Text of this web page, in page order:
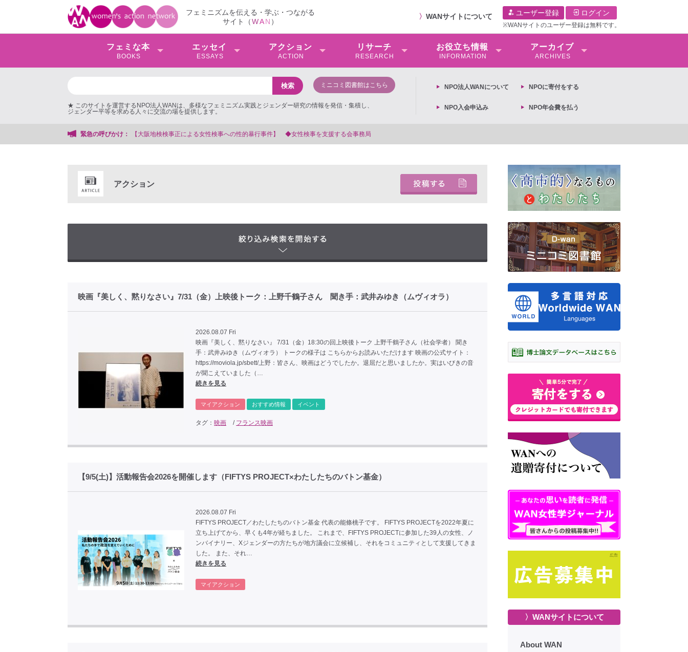
フェミニズムを伝える・学ぶ・つながる
サイト（WAN ）
〉 WANサイトについて ユーザー登録 ログイン
※WANサイトのユーザー登録は無料です。
フェミな本
BOOKS
エッセイ
ESSAYS
アクション
ACTION
リサーチ
RESEARCH
お役⽴ち情報
INFORMATION
アーカイブ
ARCHIVES
ミニコミ図書館はこちら
★ このサイトを運営するNPO法人WANは、多様なフェミニズム実践とジェンダー研究の情報を発信・集積し、
ジェンダー平等を求める人々に交流の場を提供します。
NPO法⼈WANについて NPOに寄付をする
NPO入会申込み NPO年会費を払う
緊急の呼びかけ：
行事件】 ◆女性検事を支援する会事務局 【抗議文】2026年3月13日第6次男女共同参画基本計画の閣議決定への抗議文 ◆女性差別撤廃条約実現アクション
アクション
映画『美しく、黙りなさい』7/31（金）上映後トーク：上野千鶴子さん 聞き手：武井みゆき（ムヴィオラ）
2026.08.07 Fri
映画『美しく、黙りなさい』 7/31（金）18:30の回上映後トーク 上野千鶴子さん（社会学者） 聞き
手：武井みゆき（ムヴィオラ） トークの様子は こちらからお読みいただけます 映画の公式サイト：
https://moviola.jp/sbett/上野：皆さん、映画はどうでしたか。退屈だと思いましたか。実はいびきの音
が聞こえていました（…
続きを見る
マイアクション おすすめ情報 イベント
タグ： 映画 / フランス映画
【9/5(土)】活動報告会2026を開催します（FIFTYS PROJECT×わたしたちのバトン基金）
2026.08.07 Fri
FIFTYS PROJECT／わたしたちのバトン基金 代表の能條桃子です。 FIFTYS PROJECTを2022年夏に
立ち上げてから、早くも4年が経ちました。 これまで、FIFTYS PROJECTに参加した39人の女性、ノ
ンバイナリー、Xジェンダーの方たちが地方議会に立候補し、それをコミュニティとして支援してきま
した。 また、それ…
続きを見る
マイアクション
〉WANサイトについて
About WAN